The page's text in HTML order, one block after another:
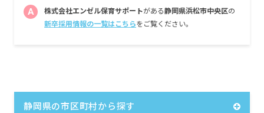
A 株式会社エンゼル保育サポートがある静岡県浜松市中央区の
新卒採用情報の一覧はこちらをご覧ください。
静岡県の市区町村から探す